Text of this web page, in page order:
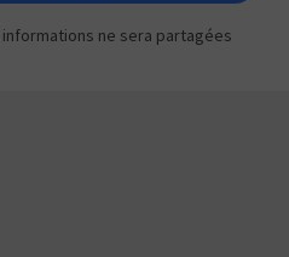
ne sera partagées